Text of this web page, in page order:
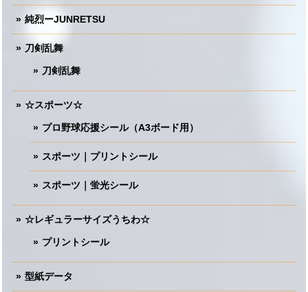
純烈ーJUNRETSU
刀剣乱舞
刀剣乱舞
☆スポーツ☆
プロ野球応援シール（A3ボード用）
スポーツ｜プリントシール
スポーツ｜蛍光シール
☆レギュラーサイズうちわ☆
プリントシール
型紙データ